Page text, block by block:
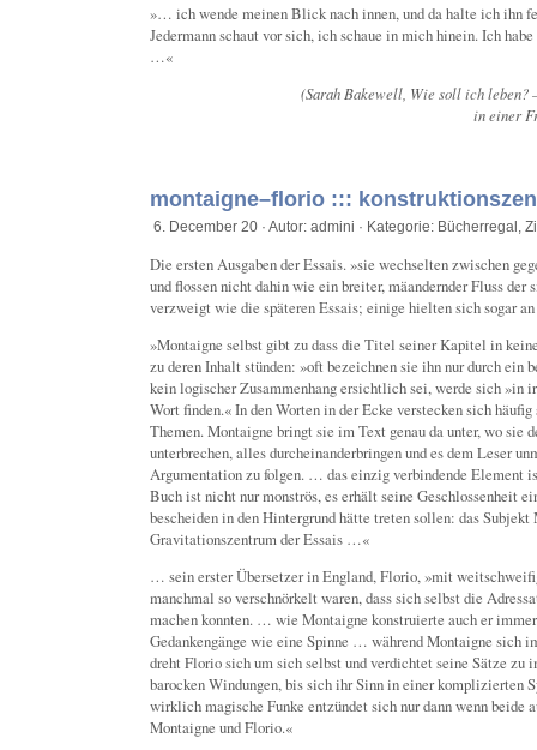
»… ich wende meinen Blick nach innen, und da halte ich ihn
Jedermann schaut vor sich, ich schaue in mich hinein. Ich
…«
(Sarah Bakewell, Wie soll ich leben?
in einer
montaigne–florio :::
6. December 20 · Autor: admini · Kategorie: Bücherregal
Die ersten Ausgaben der Essais. »sie wechselten zwischen
und flossen nicht dahin wie ein breiter, mäandernder Fluss der
verzweigt wie die späteren Essais; einige hielten sich sogar an
»Montaigne selbst gibt zu dass die Titel seiner Kapitel in
zu deren Inhalt stünden: »oft bezeichnen sie ihn nur durch ein
kein logischer Zusammenhang ersichtlich sei, werde sich »in
Wort finden.« In den Worten in der Ecke verstecken sich
Themen. Montaigne bringt sie im Text genau da unter, wo sie
unterbrechen, alles durcheinanderbringen und es dem Leser
Argumentation zu folgen. … das einzig verbindende Element
Buch ist nicht nur monströs, es erhält seine Geschlossenheit
bescheiden in den Hintergrund hätte treten sollen: das
Gravitationszentrum der Essais …«
… sein erster Übersetzer in England, Florio, »mit
manchmal so verschnörkelt waren, dass sich selbst die
machen konnten. … wie Montaigne konstruierte auch er
Gedankengänge wie eine Spinne … während Montaigne sich
dreht Florio sich um sich selbst und verdichtet seine Sätze zu
barocken Windungen, bis sich ihr Sinn in einer komplizierten
wirklich magische Funke entzündet sich nur dann wenn beide
Montaigne und Florio.«